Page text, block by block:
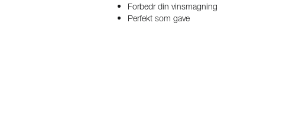
Forbedr din vinsmagning
Perfekt som gave